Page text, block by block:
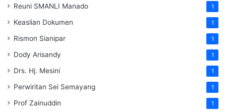
Reuni SMANLI Manado 1
Keaslian Dokumen 1
Rismon Sianipar 1
Dody Arisandy 1
Drs. Hj. Mesini 1
Perwiritan Sei Semayang 1
Prof Zainuddin 1